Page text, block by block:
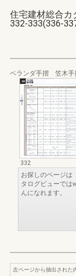
住宅建材総合カ
332-333(336-
ベランダ手摺 笠木
332
お探しのページは
タログビューでは
んになれます。
左ページから抽出された